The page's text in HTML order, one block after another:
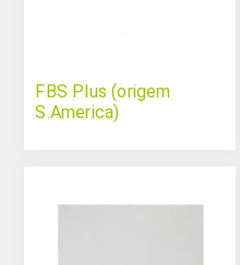
FBS Plus (origem
S.America)